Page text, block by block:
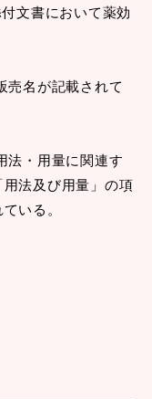
文書において薬効
売名が記載されて
法・用量に関連す
法及び用量」の項
いる。